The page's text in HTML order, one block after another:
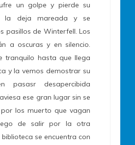
un golpe y pierde su
la deja mareada y se
pasillos de Winterfell. Los
a oscuras y en silencio.
tranquilo hasta que llega
y la vemos demostrar su
pasasr desapercibida
ese gran lugar sin se
los muerto que vagan
de salir por la otra
se encuentra con